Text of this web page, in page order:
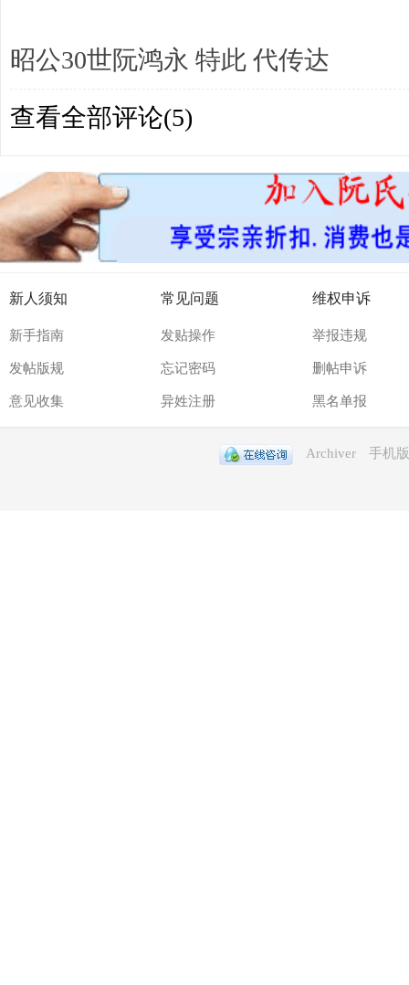
昭公30世阮鸿永 特此 代传达
查看全部评论(5)
新人须知
新手指南
发帖版规
意见收集
常见问题
发贴操作
忘记密码
异姓注册
维权申诉
举报违规
删帖申诉
黑名单报
Archiver 手机版